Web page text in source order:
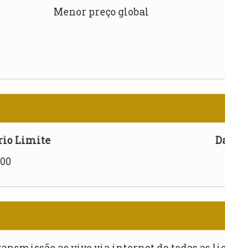
Menor preço global
Limite